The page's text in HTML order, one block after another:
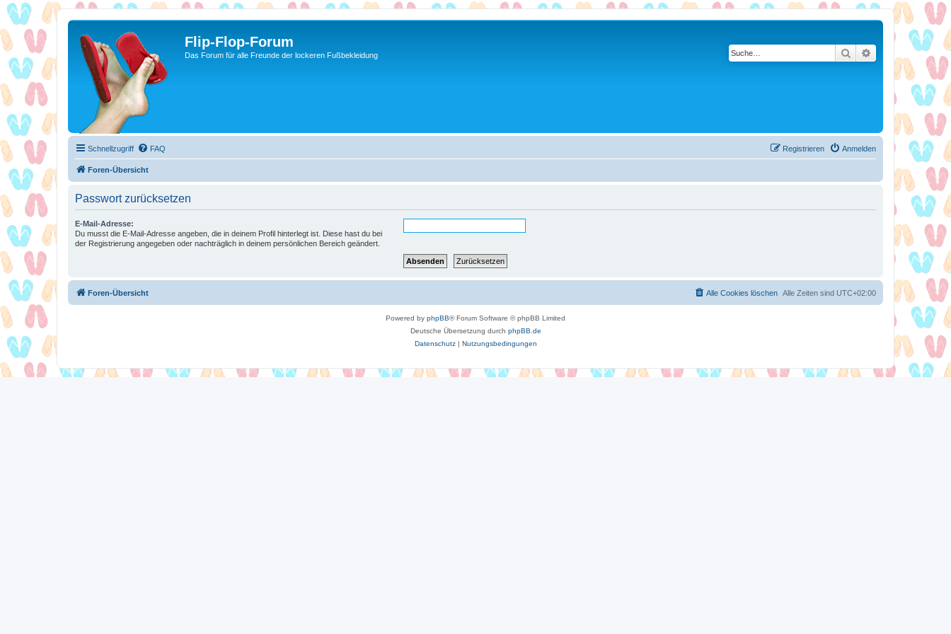
Flip-Flop-Forum
Das Forum für alle Freunde der lockeren Fußbekleidung Suche Erweiterte Suche
Schnellzugriff FAQ Anmelden
Registrieren
Foren-Übersicht
Passwort zurücksetzen
E-Mail-Adresse:
Du musst die E-Mail-Adresse angeben, die in deinem Profil hinterlegt ist. Diese hast du bei
der Registrierung angegeben oder nachträglich in deinem persönlichen Bereich geändert.
Foren-Übersicht Alle Zeiten sind UTC+02:00
Alle Cookies löschen
Powered by phpBB® Forum Software © phpBB Limited
Deutsche Übersetzung durch phpBB.de
Datenschutz| Nutzungsbedingungen